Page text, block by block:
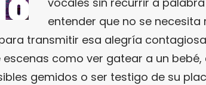
entender que no se
transmitir esa alegría
escenas como ver gatear a un bebé,
gemidos o ser testigo de su